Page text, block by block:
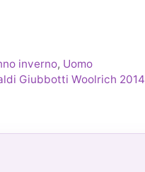
inverno, Uomo
Giubbotti Woolrich 2014